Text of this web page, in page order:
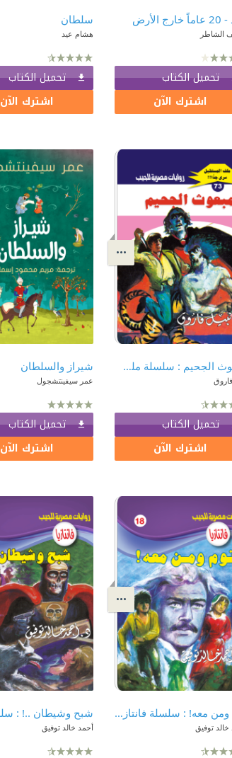
الأرض
الشاطر
تحميل الكتاب
اشترك الآن
سلطان
هشام عيد
تحميل الكتاب
اشترك الآن
مبعوث الجحيم : سلسلة ملف المستقبل - سري جدًا 73
تحميل الكتاب
اشترك الآن
شيراز والسلطان
عمر سيفينتشجول
تحميل الكتاب
اشترك الآن
توم ومن معه! : سلسلة فانتازيا 18
توفيق أحمد خالد توفيق